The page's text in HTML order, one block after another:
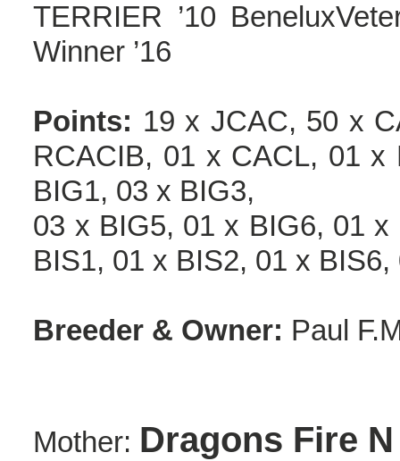
TERRIER ’10
Winner ’16
Points: 19 x JCAC, 50 x
RCACIB, 01 x CACL, 01
BIG1, 03 x BIG3,
03 x BIG5, 01 x BIG6, 01
BIS1, 01 x BIS2, 01 x
Breeder & Owner: Paul
Mother: Dragons Fire